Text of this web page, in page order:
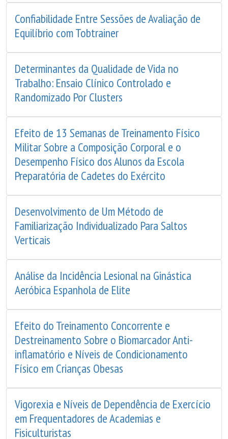
Confiabilidade Entre Sessões de Avaliação de
Equilíbrio com Tobtrainer
Determinantes da Qualidade de Vida no
Trabalho: Ensaio Clínico Controlado e
Randomizado Por Clusters
Efeito de 13 Semanas de Treinamento Físico
Militar Sobre a Composição Corporal e o
Desempenho Físico dos Alunos da Escola
Preparatória de Cadetes do Exército
Desenvolvimento de Um Método de
Familiarização Individualizado Para Saltos
Verticais
Análise da Incidência Lesional na Ginástica
Aeróbica Espanhola de Elite
Efeito do Treinamento Concorrente e
Destreinamento Sobre o Biomarcador Anti-
inflamatório e Níveis de Condicionamento
Físico em Crianças Obesas
Vigorexia e Níveis de Dependência de Exercício
em Frequentadores de Academias e
Fisiculturistas